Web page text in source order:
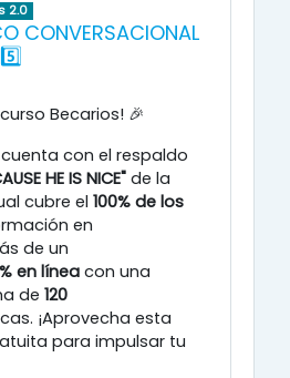
2.0
CONVERSACIONAL
Becarios! 🎉
con el respaldo
HE IS NICE"de la
cubre el 100% de los
en
de un
en línea con una
de 120
. ¡Aprovecha esta
para impulsar tu